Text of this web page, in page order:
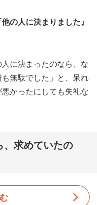
の人に決まりました』
に決まったのなら、な
無駄でした」と、呆れ
かったにしても失礼な
求めていたの